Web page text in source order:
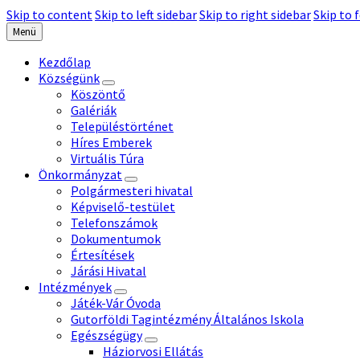
Skip to contentSkip to left sidebarSkip to right sidebarSkip to
Menü
Kezdőlap
Községünk
Köszöntő
Galériák
Településtörténet
Híres Emberek
Virtuális Túra
Önkormányzat
Polgármesteri hivatal
Képviselő-testület
Telefonszámok
Dokumentumok
Értesítések
Járási Hivatal
Intézmények
Játék-Vár Óvoda
Gutorföldi Tagintézmény Általános Iskola
Egészségügy
Háziorvosi Ellátás